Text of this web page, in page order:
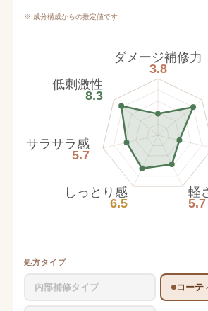
※ 成分構成からの推定値です
ダメージ補修力
3.8
軽
5.7
しっとり感
6.5
サラサラ感
5.7
低刺激性
8.3
処方タイプ
内部補修タイプ コーテ